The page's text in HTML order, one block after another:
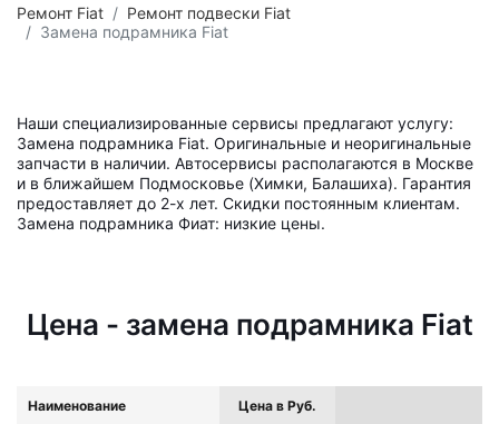
Ремонт Fiat
Ремонт подвески Fiat
Замена подрамника Fiat
Наши специализированные сервисы предлагают услугу:
Замена подрамника Fiat. Оригинальные и неоригинальные
запчасти в наличии. Автосервисы располагаются в Москве
и в ближайшем Подмосковье (Химки, Балашиха). Гарантия
предоставляет до 2-х лет. Скидки постоянным клиентам.
Замена подрамника Фиат: низкие цены.
Цена - замена подрамника Fiat
Наименование Цена в Руб.